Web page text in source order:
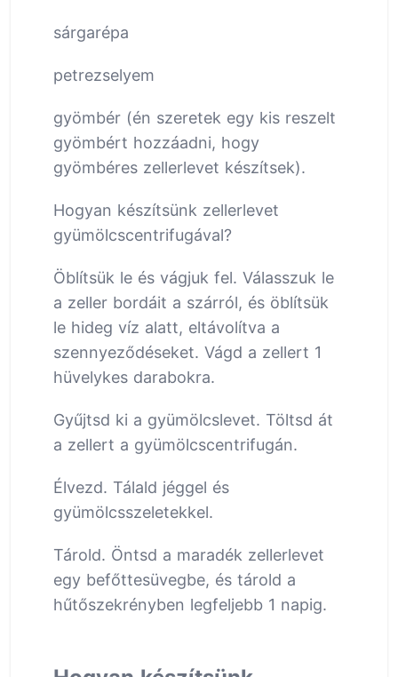
sárgarépa
petrezselyem
gyömbér (én szeretek egy kis reszelt
gyömbért hozzáadni, hogy
gyömbéres zellerlevet készítsek).
Hogyan készítsünk zellerlevet
gyümölcscentrifugával?
Öblítsük le és vágjuk fel. Válasszuk le
a zeller bordáit a szárról, és öblítsük
le hideg víz alatt, eltávolítva a
szennyeződéseket. Vágd a zellert 1
hüvelykes darabokra.
Gyűjtsd ki a gyümölcslevet. Töltsd át
a zellert a gyümölcscentrifugán.
Élvezd. Tálald jéggel és
gyümölcsszeletekkel.
Tárold. Öntsd a maradék zellerlevet
egy befőttesüvegbe, és tárold a
hűtőszekrényben legfeljebb 1 napig.